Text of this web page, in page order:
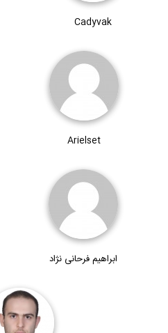
Cadyvak
Arielset
ابراهیم فرحانی نژاد